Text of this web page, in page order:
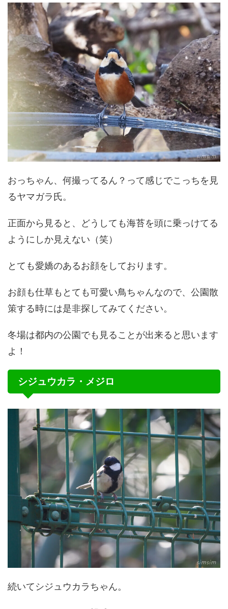
おっちゃん、何撮ってるん？って感じでこっちを見
るヤマガラ氏。
正面から見ると、どうしても海苔を頭に乗っけてる
ようにしか見えない（笑）
とても愛嬌のあるお顔をしております。
お顔も仕草もとても可愛い鳥ちゃんなので、公園散
策する時には是非探してみてください。
冬場は都内の公園でも見ることが出来ると思います
よ！
シジュウカラ・メジロ
続いてシジュウカラちゃん。